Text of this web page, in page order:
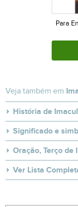
Para
Veja também em
História de
Significado e
Oração, Terço de
Ver Lista